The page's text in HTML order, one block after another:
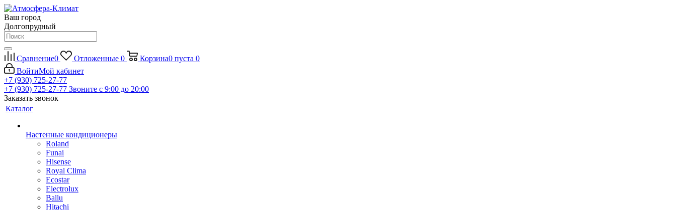
Ваш город
Долгопрудный
Сравнение0 Отложенные 0 Корзина0 пуста 0
ВойтиМой кабинет
+7 (930) 725-27-77
+7 (930) 725-27-77 Звоните с 9:00 до 20:00
Заказать звонок
Каталог
Настенные кондиционеры
Roland
Funai
Hisense
Royal Clima
Ecostar
Electrolux
Ballu
Hitachi